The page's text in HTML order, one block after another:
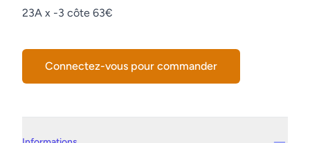
Description
23A x -3 côte 63€
Connectez-vous pour commander